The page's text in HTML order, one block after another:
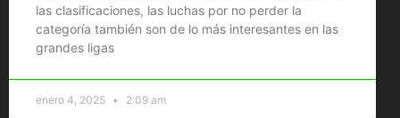
las clasificaciones, las luchas por no perder la
categoría también son de lo más interesantes en las
grandes ligas
enero 4, 2025 2:09 am